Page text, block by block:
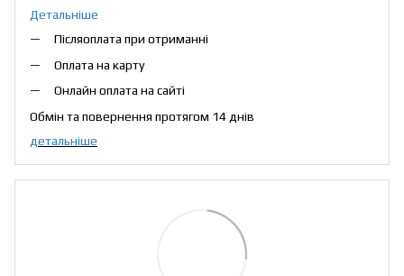
Детальніше
Післяоплата при отриманні
Оплата на карту
Онлайн оплата на сайті
Обмін та повернення протягом 14 днів
детальніше